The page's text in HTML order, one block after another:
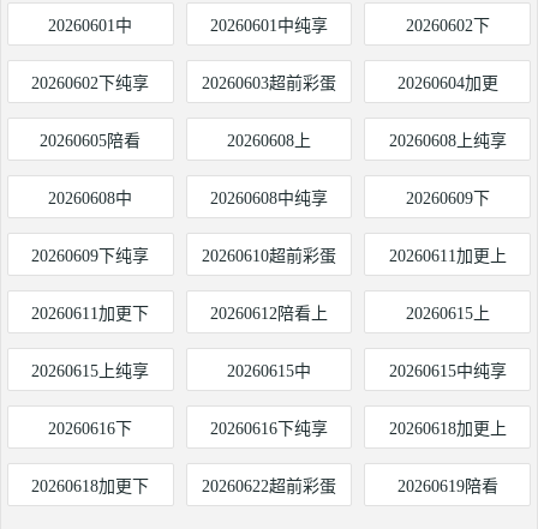
20260601中 20260601中纯享 20260602下
20260602下纯享 20260603超前彩蛋 20260604加更
20260605陪看 20260608上 20260608上纯享
20260608中 20260608中纯享 20260609下
20260609下纯享 20260610超前彩蛋 20260611加更上
20260611加更下 20260612陪看上 20260615上
20260615上纯享 20260615中 20260615中纯享
20260616下 20260616下纯享 20260618加更上
20260618加更下 20260622超前彩蛋 20260619陪看